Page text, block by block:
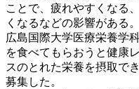
ことで、疲れやすくなる
くなるなどの影響がある。
広島国際大学医療栄養学
を食べてもらおうと健康
スのとれた栄養を摂取で
募集した。